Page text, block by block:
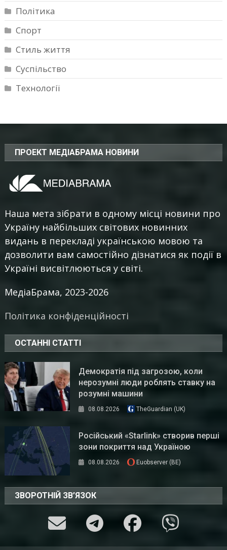
Політика
Спорт
Стиль життя
Суспільство
Технології
ПРОЕКТ МЕДІАБРАМА НОВИНИ
Наша мета зібрати в одному місці новини про
Україну найбільших світових новинних
видань в перекладі українською мовою та
дозволити вам самостійно дізнатися як події в
Україні висвітлюються у світі.
МедіаБрама, 2023-2026
Політика конфіденційності
ОСТАННІ СТАТТІ
Демократія під загрозою, коли
нерозумні люди роблять ставку на
розумні машини
08.08.2026 TheGuardian (UK)
Російський «Starlink» створив перші
зони покриття над Україною
08.08.2026 Euobserver (BE)
ЗВОРОТНІЙ ЗВ’ЯЗОК